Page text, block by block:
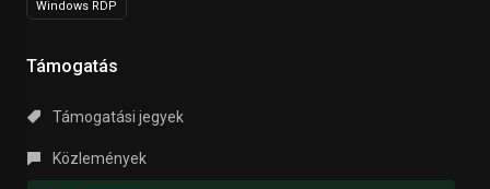
Windows RDP
Támogatás
Támogatási jegyek
Közlemények